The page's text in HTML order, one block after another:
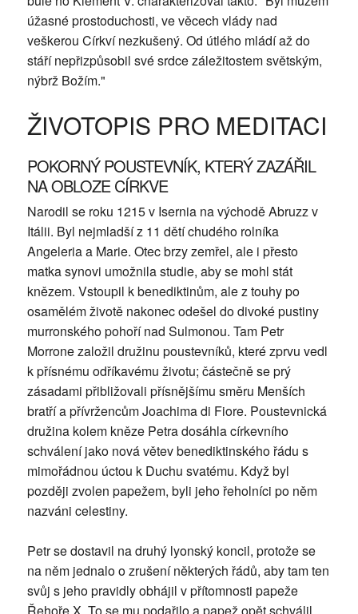
úžasné prostoduchosti, ve věcech vlády nad
veškerou Církví nezkušený. Od útlého mládí až do
stáří nepřizpůsobil své srdce záležitostem světským,
nýbrž Božím."
ŽIVOTOPIS PRO MEDITACI
POKORNÝ POUSTEVNÍK, KTERÝ ZAZÁŘIL
NA OBLOZE CÍRKVE
Narodil se roku 1215 v Isernia na východě Abruzz v
Itálii. Byl nejmladší z 11 dětí chudého rolníka
Angeleria a Marie. Otec brzy zemřel, ale i přesto
matka synovi umožnila studie, aby se mohl stát
knězem. Vstoupil k benediktinům, ale z touhy po
osamělém životě nakonec odešel do divoké pustiny
murronského pohoří nad Sulmonou. Tam Petr
Morrone založil družinu poustevníků, které zprvu vedl
k přísnému odříkavému životu; částečně se prý
zásadami přibližovali přísnějšímu směru Menších
bratří a přívržencům Joachima di Fiore. Poustevnická
družina kolem kněze Petra dosáhla církevního
schválení jako nová větev benediktinského řádu s
mimořádnou úctou k Duchu svatému. Když byl
později zvolen papežem, byli jeho řeholníci po něm
nazváni celestiny.
Petr se dostavil na druhý lyonský koncil, protože se
na něm jednalo o zrušení některých řádů, aby tam ten
svůj s jeho pravidly obhájil v přítomnosti papeže
Řehoře X. To se mu podařilo a papež opět schválil